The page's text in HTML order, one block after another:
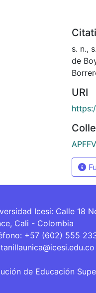
s. n.,
de
URI
Icesi: Calle 18
Cali - Colombia
+57 (602) 555
de Educación